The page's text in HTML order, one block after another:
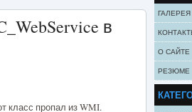
в
класс пропал из WMI.
ГАЛЕРЕЯ
О САЙТЕ
РЕЗЮМЕ